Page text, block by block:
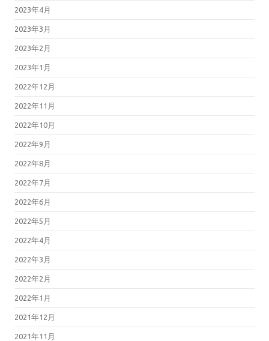
2023年4月
2023年3月
2023年2月
2023年1月
2022年12月
2022年11月
2022年10月
2022年9月
2022年8月
2022年7月
2022年6月
2022年5月
2022年4月
2022年3月
2022年2月
2022年1月
2021年12月
2021年11月